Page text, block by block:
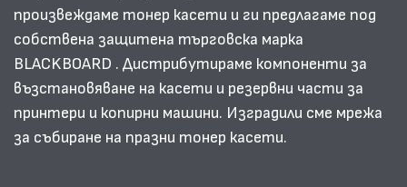
произвеждаме тонер касети и ги предлагаме под
собствена защитена търговска марка
BLACKBOARD . Дистрибутираме компоненти за
възстановяване на касети и резервни части за
принтери и копирни машини. Изградили сме мрежа
за събиране на празни тонер касети.